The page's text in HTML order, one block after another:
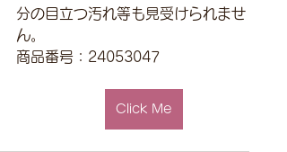
分の目立つ汚れ等も見受けられませ
ん。
商品番号：24053047
Click Me